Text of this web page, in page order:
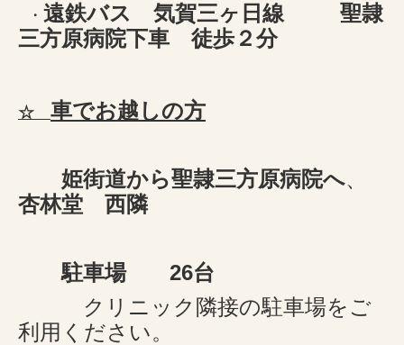
・ 遠鉄バス 気賀三ヶ日線
聖隷
三方原病院下車 徒歩２分
☆ 車でお越しの方
姫街道から聖隷三方原病院へ、
杏林堂 西隣
駐車場 26台
クリニック隣接の駐車場をご
利用ください。